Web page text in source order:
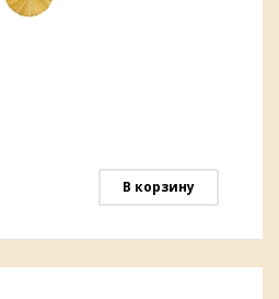
В корзину